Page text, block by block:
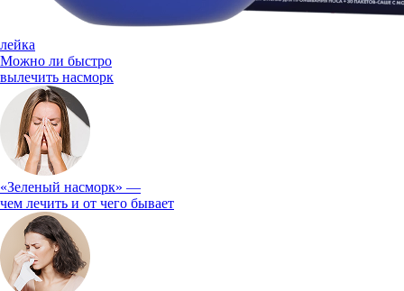
лейка
Можно ли быстро
вылечить насморк
«Зеленый насморк» —
чем лечить и от чего бывает